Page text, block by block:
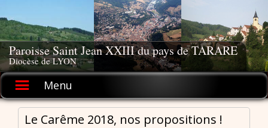
to
content
Paroisse Saint Jean XXIII du pays de TARARE
Diocèse de LYON
Menu
Le Carême 2018, nos propositions !